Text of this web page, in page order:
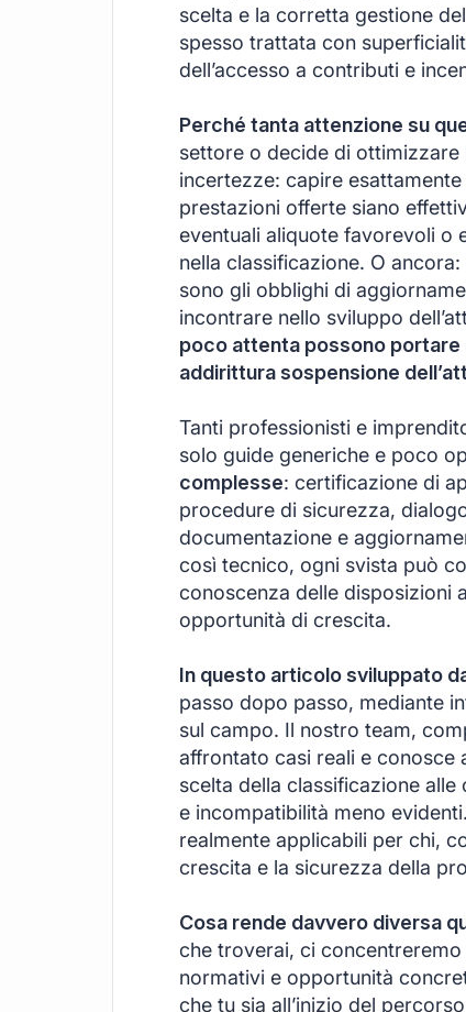
scelta e la corretta gestione
spesso trattata con
dell’accesso a contributi e
Perché tanta attenzione su
settore o decide di
incertezze: capire
prestazioni offerte siano
eventuali aliquote favorevoli o
nella classificazione. O
sono gli obblighi di
incontrare nello sviluppo
poco attenta possono portare
addirittura sospensione
Tanti professionisti e
solo guide generiche e poco
complesse: certificazione di
procedure di sicurezza,
documentazione e
così tecnico, ogni svista può
conoscenza delle disposizioni
opportunità di crescita.
In questo articolo sviluppato
passo dopo passo, mediante
sul campo. Il nostro team,
affrontato casi reali e conosce
scelta della classificazione
e incompatibilità meno
realmente applicabili per chi,
crescita e la sicurezza della
Cosa rende davvero diversa
che troverai, ci
normativi e opportunità
che tu sia all’inizio del